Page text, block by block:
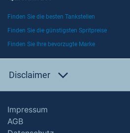
Finden Sie die besten Tankstellen
Finden Sie die günstigsten Spritpreise
Finden Sie Ihre bevorzugte Marke
Disclaimer
Impressum
AGB